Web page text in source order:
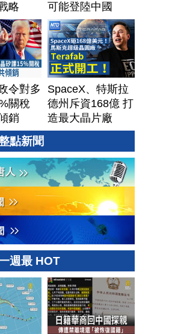
略
可能登陸中國
令對多
關稅
銷
SpaceX、特斯拉
德州斥資168億 打
造最大晶片廠
Terafab
點新聞
週最 HOT